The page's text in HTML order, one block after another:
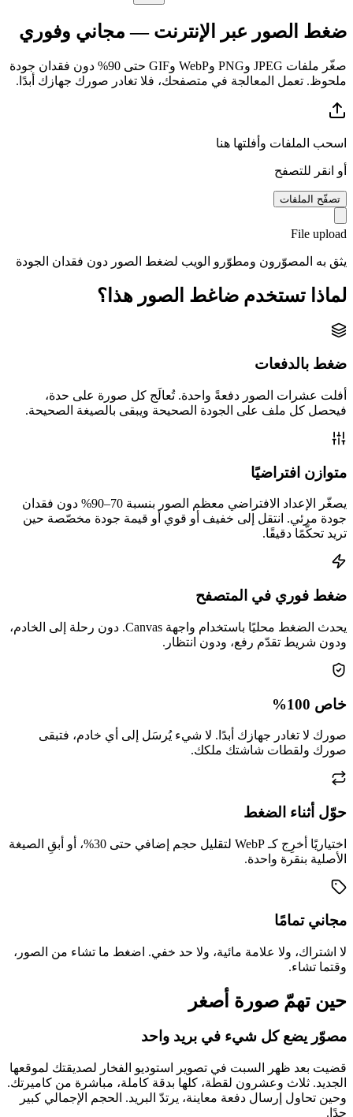
ضغط الصور عبر الإنترنت — مجاني وفوري
صغّر ملفات JPEG وPNG وWebP وGIF حتى 90% دون فقدان جودة
ملحوظ. تعمل المعالجة في متصفحك، فلا تغادر صورك جهازك أبدًا.
اسحب الملفات وأفلتها هنا
أو انقر للتصفح
تصفّح الملفات
File upload
يثق به المصوّرون ومطوّرو الويب لضغط الصور دون فقدان الجودة
لماذا تستخدم ضاغط الصور هذا؟
ضغط بالدفعات
أفلت عشرات الصور دفعةً واحدة. تُعالَج كل صورة على حدة،
فيحصل كل ملف على الجودة الصحيحة ويبقى بالصيغة الصحيحة.
متوازن افتراضيًا
يصغّر الإعداد الافتراضي معظم الصور بنسبة 70–90% دون فقدان
جودة مرئي. انتقل إلى خفيف أو قوي أو قيمة جودة مخصّصة حين
تريد تحكّمًا دقيقًا.
ضغط فوري في المتصفح
يحدث الضغط محليًا باستخدام واجهة Canvas. دون رحلة إلى الخادم،
ودون شريط تقدّم رفع، ودون انتظار.
خاص 100%
صورك لا تغادر جهازك أبدًا. لا شيء يُرسَل إلى أي خادم، فتبقى
صورك ولقطات شاشتك ملكك.
حوّل أثناء الضغط
اختياريًا أخرِج كـ WebP لتقليل حجم إضافي حتى 30%، أو أبقِ الصيغة
الأصلية بنقرة واحدة.
مجاني تمامًا
لا اشتراك، ولا علامة مائية، ولا حد خفي. اضغط ما تشاء من الصور،
وقتما تشاء.
حين تهمّ صورة أصغر
مصوّر يضع كل شيء في بريد واحد
قضيت بعد ظهر السبت في تصوير استوديو الفخار لصديقتك لموقعها
الجديد. ثلاث وعشرون لقطة، كلها بدقة كاملة، مباشرة من كاميرتك.
وحين تحاول إرسال دفعة معاينة، يرتدّ البريد. الحجم الإجمالي كبير
جدًا.